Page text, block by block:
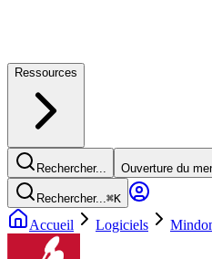
Ressources
Rechercher... Ouverture du
Rechercher...⌘K
Accueil Logiciels